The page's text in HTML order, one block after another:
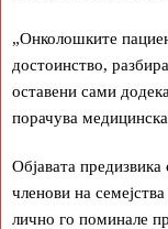
„Онколошките
достоинство,
оставени сами
порачува
Објавата
членови на
лично го поминале